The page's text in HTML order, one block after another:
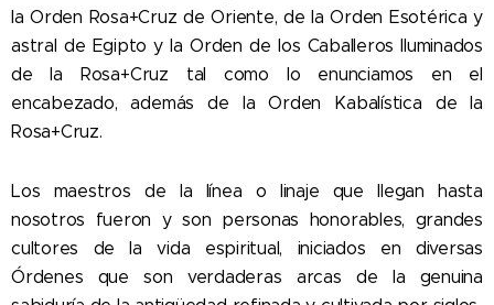
la Orden Rosa+Cruz de Oriente, de la Orden Esotérica y
astral de Egipto y la Orden de los Caballeros Iluminados
de la Rosa+Cruz tal como lo enunciamos en el
encabezado, además de la Orden Kabalística de la
Rosa+Cruz.
Los maestros de la línea o linaje que llegan hasta
nosotros fueron y son personas honorables, grandes
cultores de la vida espiritual, iniciados en diversas
Órdenes que son verdaderas arcas de la genuina